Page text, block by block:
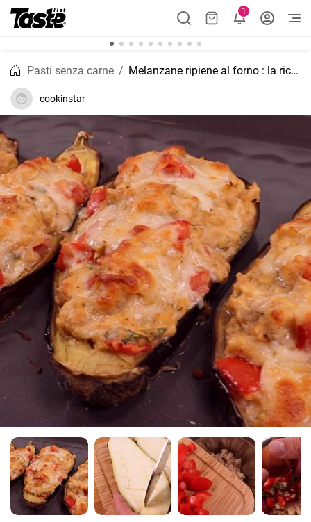
1
Pasti senza carne Melanzane ripiene al forno : la ricetta veloce
cookinstar